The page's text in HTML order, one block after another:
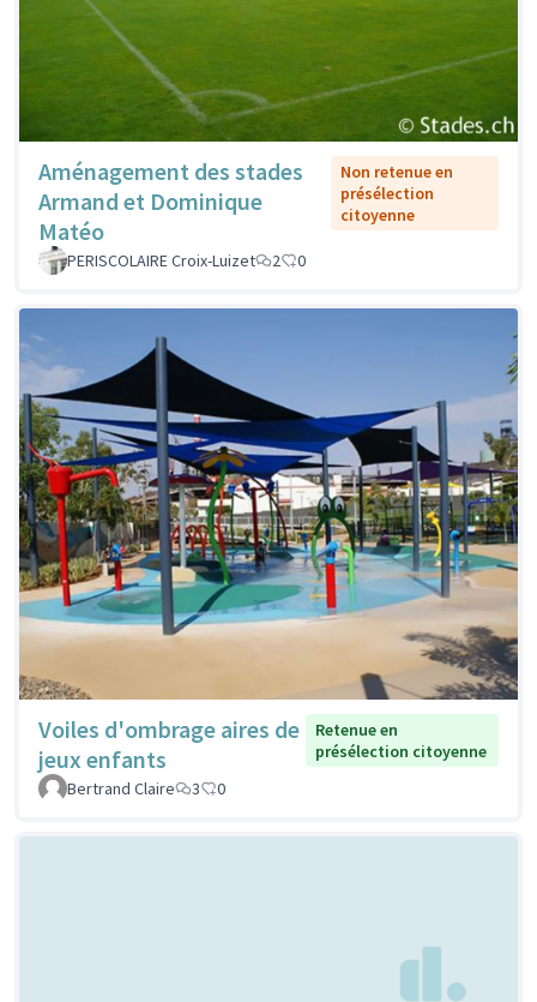
Aménagement des stades
Armand et Dominique
Matéo
Non retenue en
présélection
citoyenne
PERISCOLAIRE Croix-Luizet 2 0
Voiles d'ombrage aires de
jeux enfants
Retenue en
présélection citoyenne
Bertrand Claire
3 0